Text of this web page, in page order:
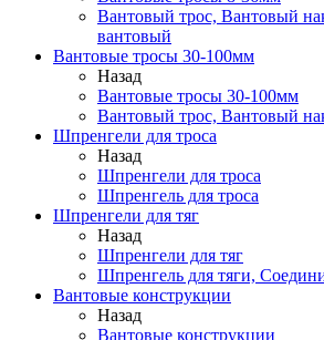
Вантовый трос, Вантовый
вантовый
Вантовые тросы 30-100мм
Назад
Вантовые тросы 30-100мм
Вантовый трос, Вантовый
Шпренгели для троса
Назад
Шпренгели для троса
Шпренгель для троса
Шпренгели для тяг
Назад
Шпренгели для тяг
Шпренгель для тяги,
Вантовые конструкции
Назад
Вантовые конструкции